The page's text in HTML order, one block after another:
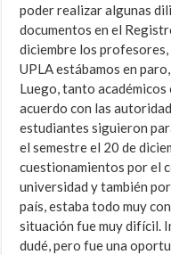
poder realizar algunas
documentos en el
diciembre los
UPLA estábamos en
Luego, tanto
acuerdo con las
estudiantes siguieron
el semestre el 20 de
cuestionamientos por el
universidad y también
país, estaba todo muy
situación fue muy difícil.
dudé, pero fue una